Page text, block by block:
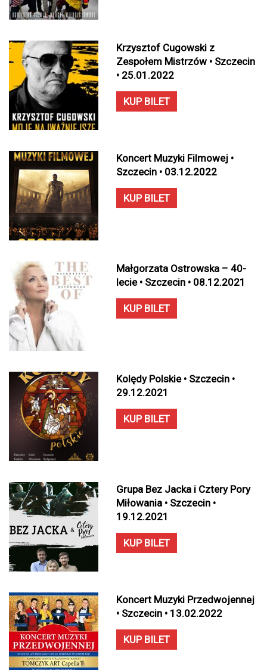
Krzysztof Cugowski z
Zespołem Mistrzów • Szczecin
• 25.01.2022
KUP BILET
Koncert Muzyki Filmowej •
Szczecin • 03.12.2022
KUP BILET
Małgorzata Ostrowska – 40-
lecie • Szczecin • 08.12.2021
KUP BILET
Kolędy Polskie • Szczecin •
29.12.2021
KUP BILET
Grupa Bez Jacka i Cztery Pory
Miłowania • Szczecin •
19.12.2021
KUP BILET
Koncert Muzyki Przedwojennej
• Szczecin • 13.02.2022
KUP BILET